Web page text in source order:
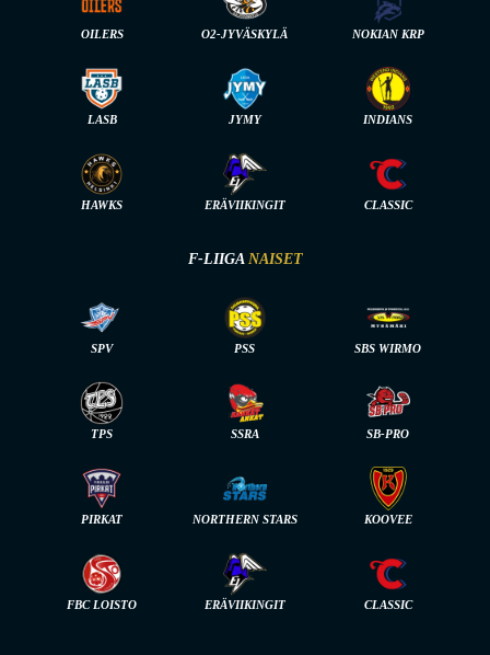
OILERS O2-JYVÄSKYLÄ NOKIAN KRP
LASB JYMY INDIANS
HAWKS ERÄVIIKINGIT CLASSIC
F-LIIGA NAISET
SPV PSS SBS WIRMO
TPS SSRA SB-PRO
PIRKAT NORTHERN STARS KOOVEE
FBC LOISTO ERÄVIIKINGIT CLASSIC